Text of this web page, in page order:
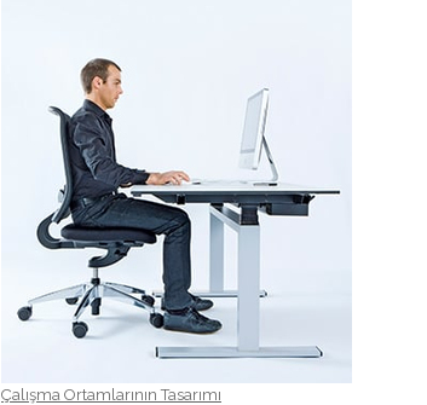
Çalışma Ortamlarının Tasarımı